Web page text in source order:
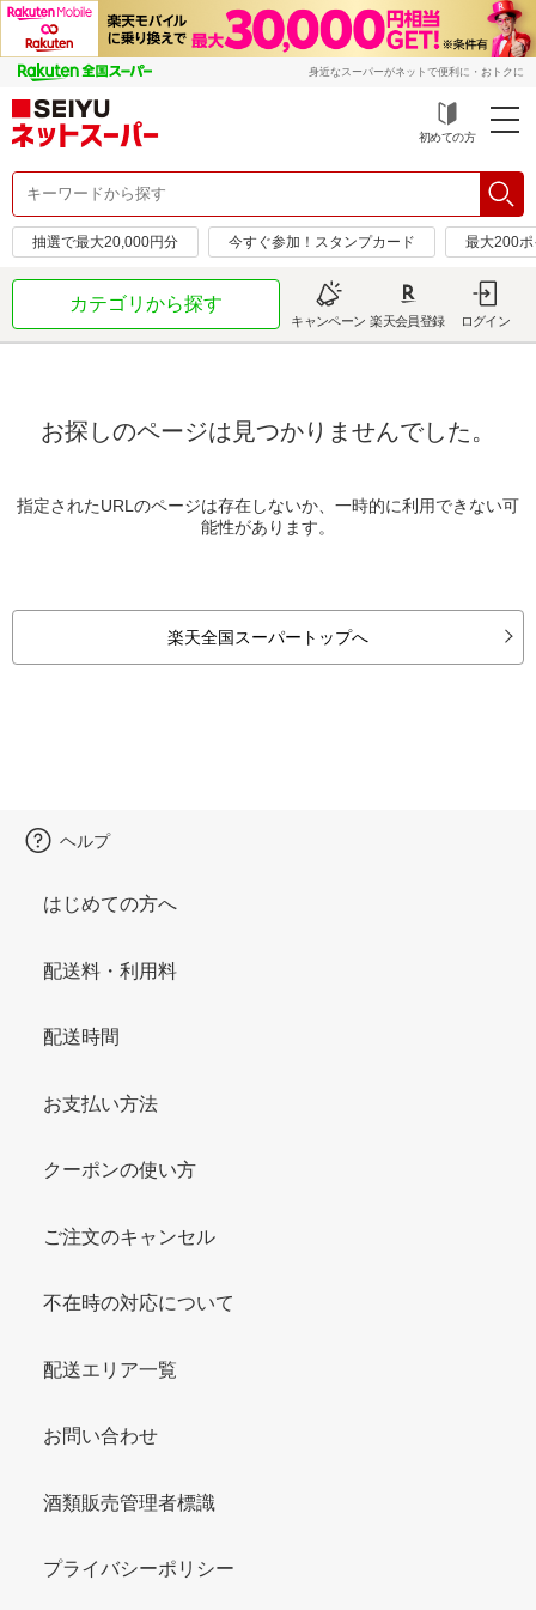
身近なスーパーがネットで便利に・おトクに
初めての方
抽選で最大20,000円分 今すぐ参加！スタンプカード 最大200
カテゴリから探す
キャンペーン 楽天会員登録 ログイン
お探しのページは見つかりませんでした。
指定されたURLのページは存在しないか、一時的に利用できない可
能性があります。
楽天全国スーパートップへ
ヘルプ
はじめての方へ
配送料・利用料
配送時間
お支払い方法
クーポンの使い方
ご注文のキャンセル
不在時の対応について
配送エリア一覧
お問い合わせ
酒類販売管理者標識
プライバシーポリシー